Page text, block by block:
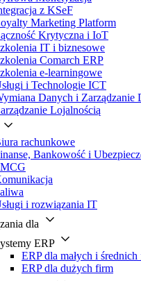
z KSeF
Marketing Platform
Krytyczna i IoT
IT i biznesowe
Comarch ERP
e-learningowe
i Technologie ICT
Danych i Zarządzanie
Lojalnością
rachunkowe
Bankowość i
i rozwiązania IT
dla
ERP
ERP dla małych i
ERP dla dużych firm